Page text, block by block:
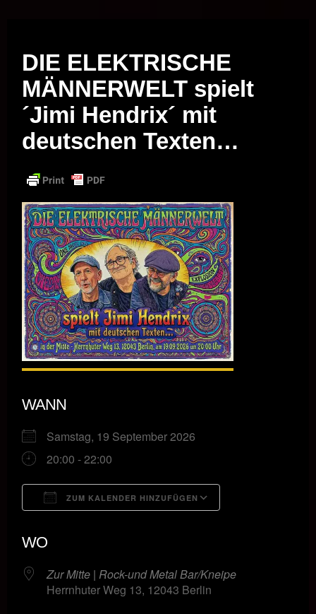
DIE ELEKTRISCHE
MÄNNERWELT spielt
´Jimi Hendrix´ mit
deutschen Texten…
WANN
Samstag, 19 September 2026
20:00 - 22:00
ZUM KALENDER HINZUFÜGEN
WO
Zur Mitte | Rock-und Metal Bar/Kneipe
Herrnhuter Weg 13, 12043 Berlin